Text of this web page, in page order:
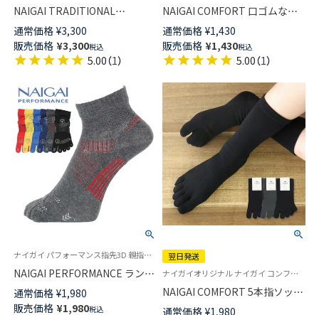
NAIGAI TRADITIONAL
SUPERIOR メリノウール ロン
グホーズ 最高級の紳士靴下 ハ
イソックス 日本製 メンズ
02391908
通常価格 ¥3,300
販売価格 ¥3,300税込
5.00（1）
NAIGAI COMFORT 口ゴムなし
抗菌防臭加工 綿100% ショート
丈 ソックス メンズ 日本製
02302508
通常価格 ¥1,430
販売価格 ¥1,430税込
5.00（1）
ナイガイ パフォーマンス指先3D 親指セパレート ワイドヒール設計 消臭素材使用 アーチフィットサポート
NAIGAI PERFORMANCE ランニ
ング 5本指ソックス 吸水速乾 メ
ッシュ編み ショート丈 メンズ
通常価格 ¥1,980
販売価格 ¥1,980税込
翌日発送
ナイガイオリジナル ナイガイ コンフォート ポリジン加工 五本指 紳士 靴下
NAIGAI COMFORT 5本指ソック
ス やみつきになる履き心地 親
通常価格 ¥1,980